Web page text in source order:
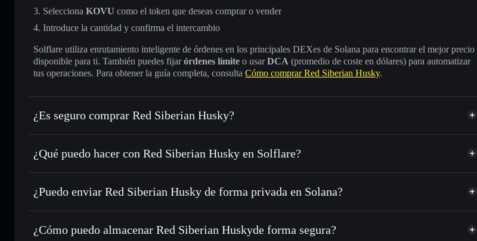
Selecciona KOVU como el token que deseas comprar o vender
Introduce la cantidad y confirma el intercambio
Solflare utiliza enrutamiento inteligente de órdenes en los principales DEXes de Solana para encontrar el mejor precio
disponible para ti. También puedes fijarórdenes límite o usarDCA (promedio de coste en dólares) para automatizar
tus operaciones. Para obtener la guía completa, consulta Cómo comprar Red Siberian Husky.
¿Es seguro comprar Red Siberian Husky?
Red Siberian Husky no está verificado
¿Qué puedo hacer con Red Siberian Husky en Solflare?
Red Siberian Husky
cartera de Solflare
Intercambiar al instante: operar con KOVU para SOL, USDC o miles de otros tokens de Solana con enrutamiento
Utilizar DCA: promedio de coste en dólares en KOVU a lo largo del tiempo
¿Puedo enviar Red Siberian Husky de forma privada en Solana?
agregador de privacidad
¿Cómo puedo almacenar Red Siberian Huskyde forma segura?